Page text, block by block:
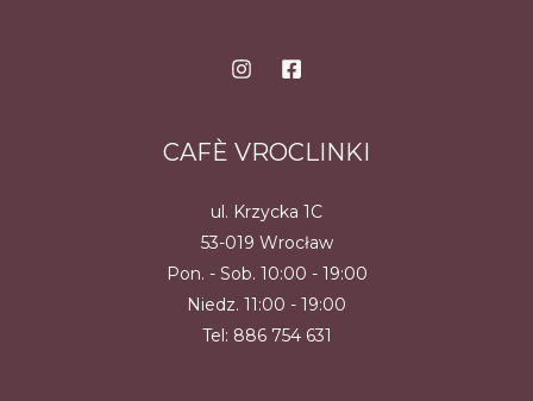
CAFÈ VROCLINKI
ul. Krzycka 1C
53-019 Wrocław
Pon. - Sob. 10:00 - 19:00
Niedz. 11:00 - 19:00
Tel: 886 754 631